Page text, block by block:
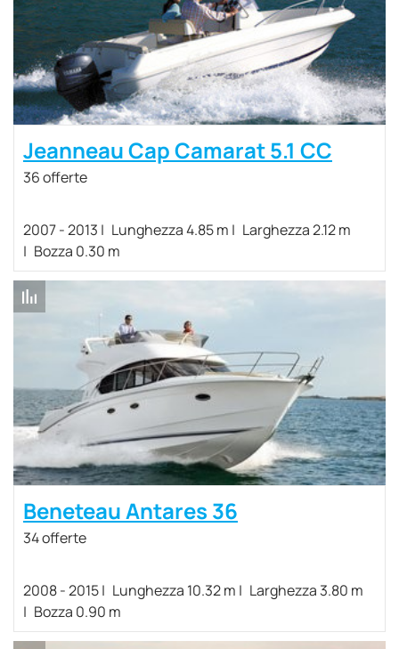
Jeanneau Cap Camarat 5.1 CC
36 offerte
2007 - 2013 Lunghezza 4.85 m
Larghezza 2.12 m
Bozza 0.30 m
Beneteau Antares 36
34 offerte
2008 - 2015 Lunghezza 10.32 m
Larghezza 3.80 m
Bozza 0.90 m